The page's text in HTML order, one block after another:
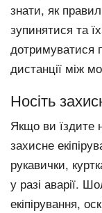
знати, як
зупинятися та
дотримуватися
дистанції між
Носіть
Якщо ви їздите
захисне
рукавички,
у разі аварії.
екіпірування,